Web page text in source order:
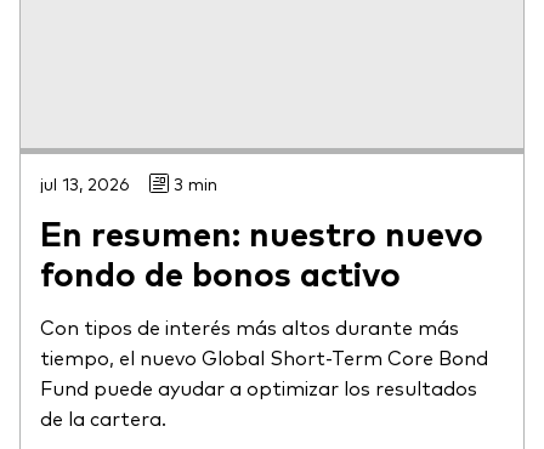
jul 13, 2026 3 min
En resumen: nuestro nuevo
fondo de bonos activo
Con tipos de interés más altos durante más
tiempo, el nuevo Global Short-Term Core Bond
Fund puede ayudar a optimizar los resultados
de la cartera.